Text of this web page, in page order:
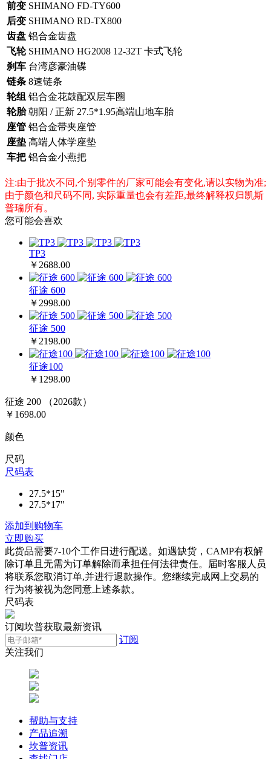
前变 SHIMANO FD-TY600
后变 SHIMANO RD-TX800
齿盘 铝合金齿盘
飞轮 SHIMANO HG2008 12-32T 卡式飞轮
刹车 台湾彦豪油碟
链条 8速链条
轮组 铝合金花鼓配双层车圈
轮胎 朝阳 / 正新 27.5*1.95高端山地车胎
座管 铝合金带夹座管
座垫 高端人体学座垫
车把 铝合金小燕把
注:由于批次不同,个别零件的厂家可能会有变化,请以实物为准;
由于颜色和尺码不同, 实际重量也会有差距,最终解释权归凯斯
普瑞所有。
您可能会喜欢
TP3
￥2688.00
征途 600
￥2998.00
征途 500
￥2198.00
征途100
￥1298.00
征途 200 （2026款）
￥ 1698.00
颜色
尺码
尺码表
27.5*15"
27.5*17"
添加到购物车
立即购买
此货品需要7-10个工作日进行配送。如遇缺货，CAMP有权解
除订单且无需为订单解除而承担任何法律责任。届时客服人员
将联系您取消订单,并进行退款操作。您继续完成网上交易的
行为将被视为您同意上述条款。
尺码表
订阅坎普获取最新资讯
订阅
关注我们
帮助与支持
产品追溯
坎普资讯